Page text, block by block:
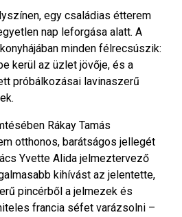
egy családias étterem
nap leforgása alatt. A
minden félrecsúszik:
kerül az üzlet jövője, és a
próbálkozásai lavinaszerű
Rákay Tamás
otthonos, barátságos jellegét
Yvette Alida jelmeztervező
kihívást az jelentette,
pincérből a jelmezek és
francia séfet varázsolni –